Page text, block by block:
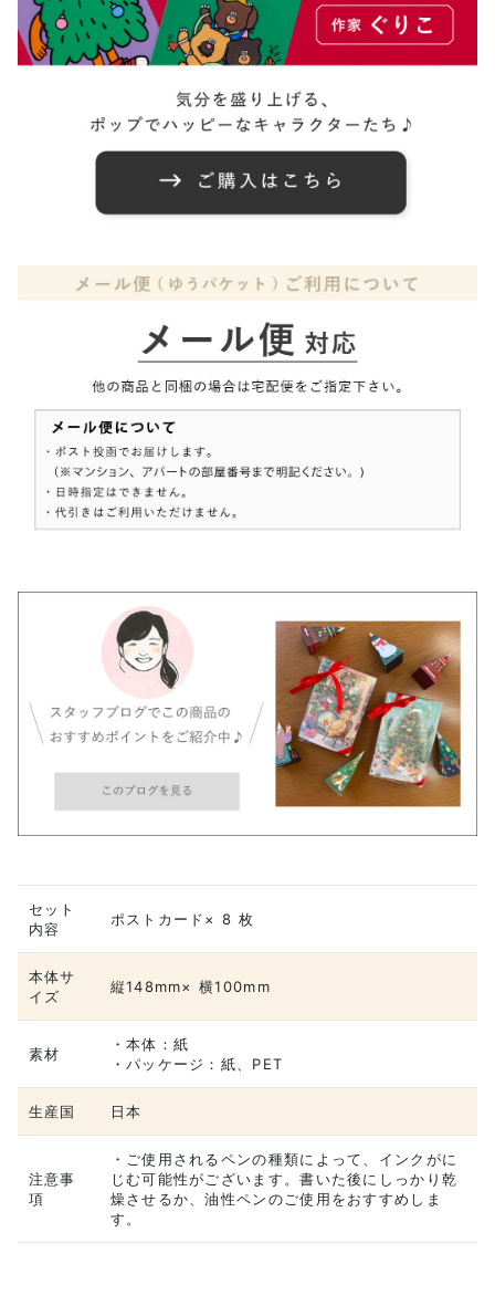
セット
内容
ポストカード× 8 枚
本体サ
イズ
縦148mm× 横100mm
素材
・本体：紙
・パッケージ：紙、PET
生産国 日本
注意事
項
・ご使用されるペンの種類によって、インクがに
じむ可能性がございます。書いた後にしっかり乾
燥させるか、油性ペンのご使用をおすすめしま
す。